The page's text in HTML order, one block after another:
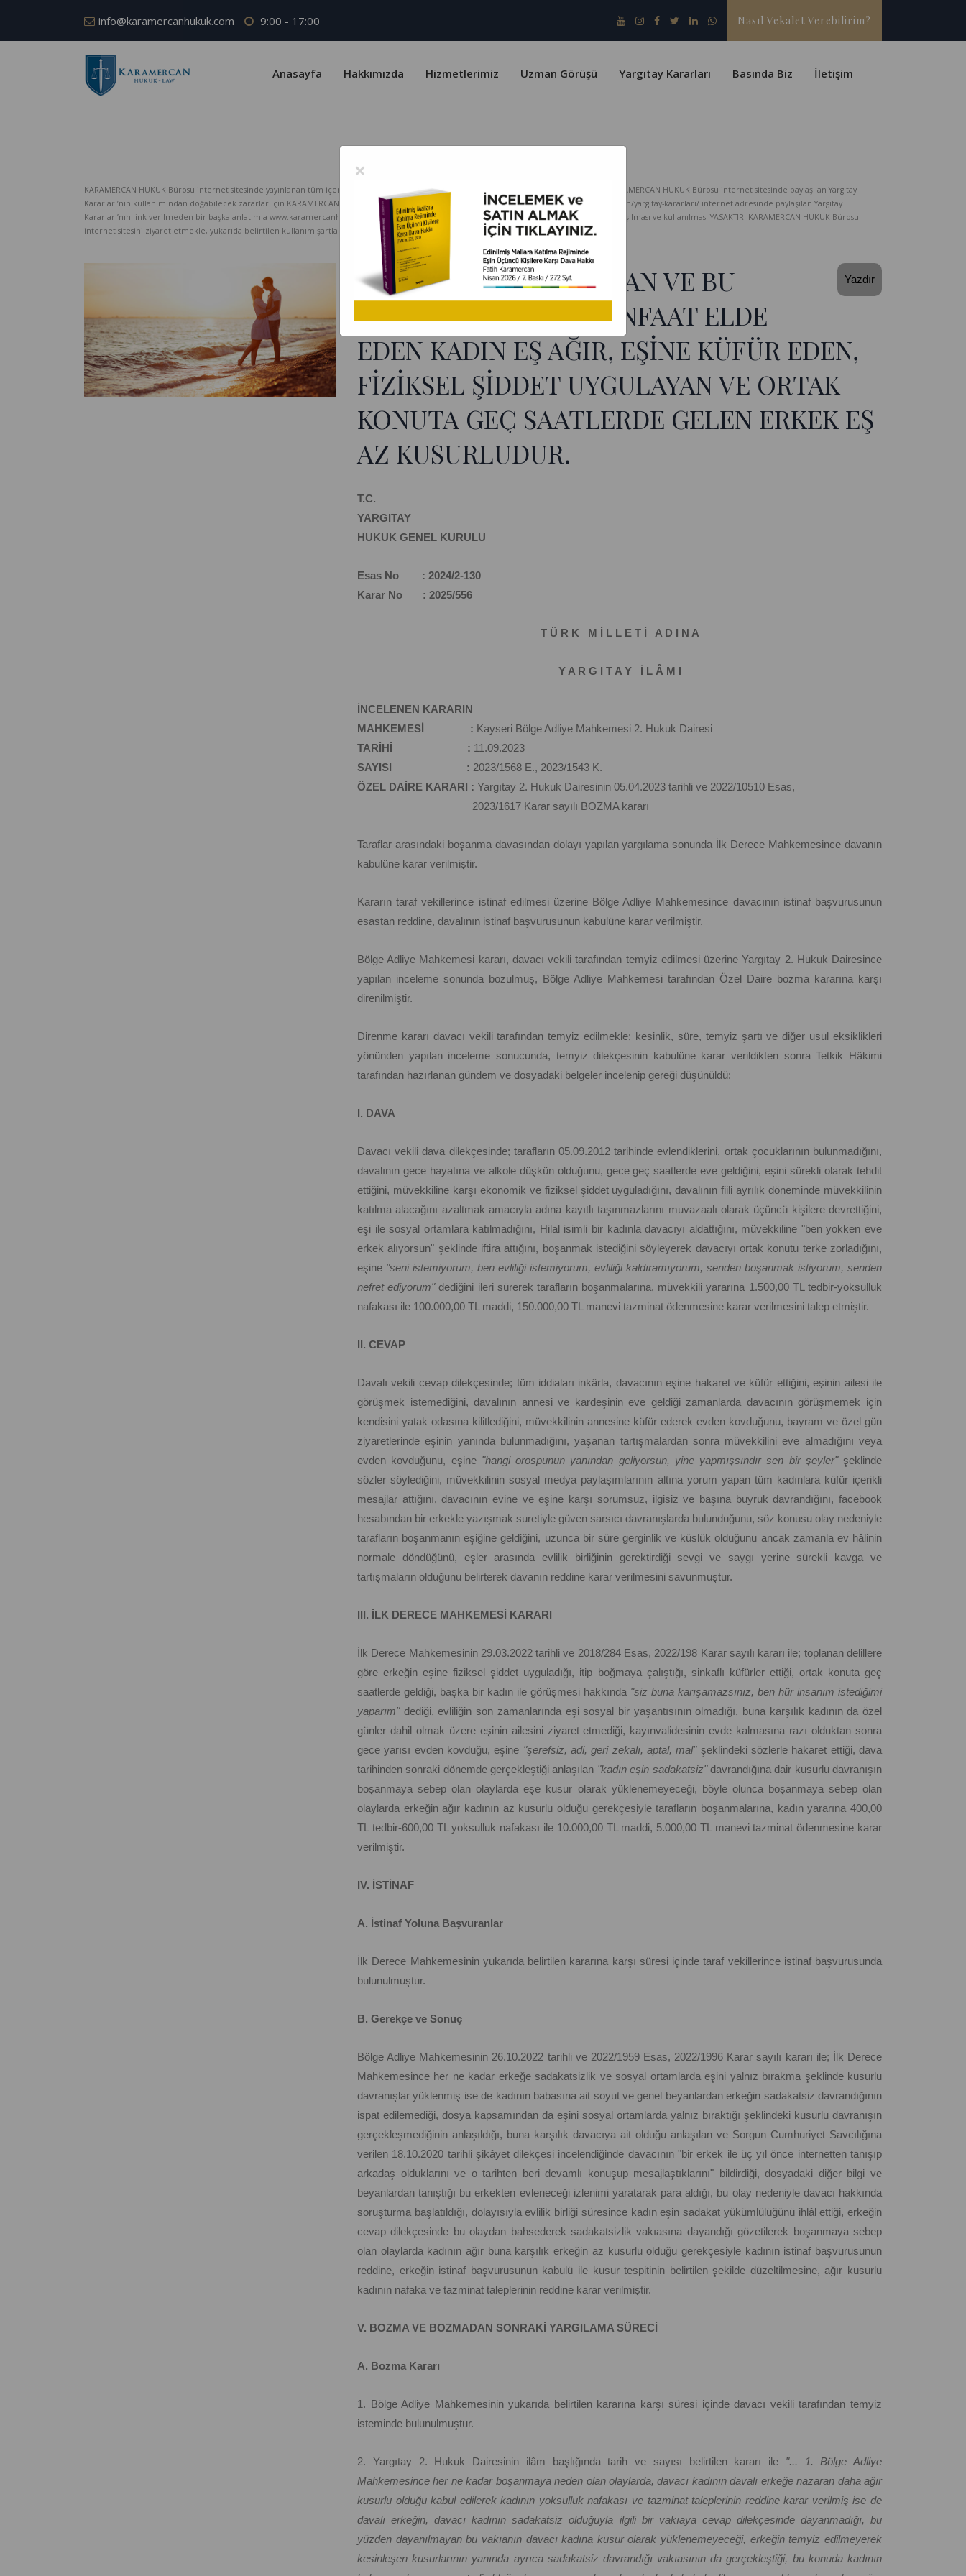
info@karamercanhukuk.com 9:00 - 17:00 Nasıl Vekalet Verebilirim?
Anasayfa Hakkımızda Hizmetlerimiz Uzman Görüşü Yargıtay Kararları Basında Biz İletişim
KARAMERCAN HUKUK Bürosu internet sitesinde yayınlanan tüm içerik telif yasaları ve Türk Patent Enstitüsü kapsamında koruma altındadır. KARAMERCAN HUKUK Bürosu internet sitesinde paylaşılan Yargıtay
Kararları’nın kullanımından doğabilecek zararlar için KARAMERCAN HUKUK Bürosu hiçbir sorumluluk kabul etmez. www.karamercanhukuk.com/yargitay-kararlari/ internet adresinde paylaşılan Yargıtay
Kararları’nın link verilmeden bir başka anlatımla www.karamercanhukuk.com internet adresinden alındığı belirtilmeksizin kopyalanması, paylaşılması ve kullanılması YASAKTIR. KARAMERCAN HUKUK Bürosu
internet sitesini ziyaret etmekle, yukarıda belirtilen kullanım şartlarını kabul etmiş sayılırsınız.
Yazdır
GÖNÜL İLİŞKİSİ YAŞAYAN VE BU
ERKEKTEN MADDÎ MENFAAT ELDE
EDEN KADIN EŞ AĞIR, EŞİNE KÜFÜR EDEN,
FİZİKSEL ŞİDDET UYGULAYAN VE ORTAK
KONUTA GEÇ SAATLERDE GELEN ERKEK EŞ
AZ KUSURLUDUR.
T.C.
YARGITAY
HUKUK GENEL KURULU
Esas No : 2024/2-130
Karar No : 2025/556
T Ü R K M İ L L E T İ A D I N A
Y A R G I T A Y İ L Â M I
İNCELENEN KARARIN
MAHKEMESİ : Kayseri Bölge Adliye Mahkemesi 2. Hukuk Dairesi
TARİHİ : 11.09.2023
SAYISI : 2023/1568 E., 2023/1543 K.
ÖZEL DAİRE KARARI : Yargıtay 2. Hukuk Dairesinin 05.04.2023 tarihli ve 2022/10510 Esas,
2023/1617 Karar sayılı BOZMA kararı
Taraflar arasındaki boşanma davasından dolayı yapılan yargılama sonunda İlk Derece Mahkemesince davanın
kabulüne karar verilmiştir.
Kararın taraf vekillerince istinaf edilmesi üzerine Bölge Adliye Mahkemesince davacının istinaf başvurusunun
esastan reddine, davalının istinaf başvurusunun kabulüne karar verilmiştir.
Bölge Adliye Mahkemesi kararı, davacı vekili tarafından temyiz edilmesi üzerine Yargıtay 2. Hukuk Dairesince
yapılan inceleme sonunda bozulmuş, Bölge Adliye Mahkemesi tarafından Özel Daire bozma kararına karşı
direnilmiştir.
Direnme kararı davacı vekili tarafından temyiz edilmekle; kesinlik, süre, temyiz şartı ve diğer usul eksiklikleri
yönünden yapılan inceleme sonucunda, temyiz dilekçesinin kabulüne karar verildikten sonra Tetkik Hâkimi
tarafından hazırlanan gündem ve dosyadaki belgeler incelenip gereği düşünüldü:
I. DAVA
Davacı vekili dava dilekçesinde; tarafların 05.09.2012 tarihinde evlendiklerini, ortak çocuklarının bulunmadığını,
davalının gece hayatına ve alkole düşkün olduğunu, gece geç saatlerde eve geldiğini, eşini sürekli olarak tehdit
ettiğini, müvekkiline karşı ekonomik ve fiziksel şiddet uyguladığını, davalının fiili ayrılık döneminde müvekkilinin
katılma alacağını azaltmak amacıyla adına kayıtlı taşınmazlarını muvazaalı olarak üçüncü kişilere devrettiğini,
eşi ile sosyal ortamlara katılmadığını, Hilal isimli bir kadınla davacıyı aldattığını, müvekkiline "ben yokken eve
erkek alıyorsun" şeklinde iftira attığını, boşanmak istediğini söyleyerek davacıyı ortak konutu terke zorladığını,
eşine "seni istemiyorum, ben evliliği istemiyorum, evliliği kaldıramıyorum, senden boşanmak istiyorum, senden
nefret ediyorum"dediğini ileri sürerek tarafların boşanmalarına, müvekkili yararına 1.500,00 TL tedbir-yoksulluk
nafakası ile 100.000,00 TL maddi, 150.000,00 TL manevi tazminat ödenmesine karar verilmesini talep etmiştir.
II. CEVAP
Davalı vekili cevap dilekçesinde; tüm iddiaları inkârla, davacının eşine hakaret ve küfür ettiğini, eşinin ailesi ile
görüşmek istemediğini, davalının annesi ve kardeşinin eve geldiği zamanlarda davacının görüşmemek için
kendisini yatak odasına kilitlediğini, müvekkilinin annesine küfür ederek evden kovduğunu, bayram ve özel gün
ziyaretlerinde eşinin yanında bulunmadığını, yaşanan tartışmalardan sonra müvekkilini eve almadığını veya
evden kovduğunu, eşine "hangi orospunun yanından geliyorsun, yine yapmışsındır sen bir şeyler"şeklinde
sözler söylediğini, müvekkilinin sosyal medya paylaşımlarının altına yorum yapan tüm kadınlara küfür içerikli
mesajlar attığını, davacının evine ve eşine karşı sorumsuz, ilgisiz ve başına buyruk davrandığını, facebook
hesabından bir erkekle yazışmak suretiyle güven sarsıcı davranışlarda bulunduğunu, söz konusu olay nedeniyle
tarafların boşanmanın eşiğine geldiğini, uzunca bir süre gerginlik ve küslük olduğunu ancak zamanla ev hâlinin
normale döndüğünü, eşler arasında evlilik birliğinin gerektirdiği sevgi ve saygı yerine sürekli kavga ve
tartışmaların olduğunu belirterek davanın reddine karar verilmesini savunmuştur.
III. İLK DERECE MAHKEMESİ KARARI
İlk Derece Mahkemesinin 29.03.2022 tarihli ve 2018/284 Esas, 2022/198 Karar sayılı kararı ile; toplanan delillere
göre erkeğin eşine fiziksel şiddet uyguladığı, itip boğmaya çalıştığı, sinkaflı küfürler ettiği, ortak konuta geç
saatlerde geldiği, başka bir kadın ile görüşmesi hakkında "siz buna karışamazsınız, ben hür insanım istediğimi
yaparım"dediği, evliliğin son zamanlarında eşi sosyal bir yaşantısının olmadığı, buna karşılık kadının da özel
günler dahil olmak üzere eşinin ailesini ziyaret etmediği, kayınvalidesinin evde kalmasına razı olduktan sonra
gece yarısı evden kovduğu, eşine "şerefsiz, adi, geri zekalı, aptal, mal"şeklindeki sözlerle hakaret ettiği, dava
tarihinden sonraki dönemde gerçekleştiği anlaşılan "kadın eşin sadakatsiz"davrandığına dair kusurlu davranışın
boşanmaya sebep olan olaylarda eşe kusur olarak yüklenemeyeceği, böyle olunca boşanmaya sebep olan
olaylarda erkeğin ağır kadının az kusurlu olduğu gerekçesiyle tarafların boşanmalarına, kadın yararına 400,00
TL tedbir-600,00 TL yoksulluk nafakası ile 10.000,00 TL maddi, 5.000,00 TL manevi tazminat ödenmesine karar
verilmiştir.
IV. İSTİNAF
A. İstinaf Yoluna Başvuranlar
İlk Derece Mahkemesinin yukarıda belirtilen kararına karşı süresi içinde taraf vekillerince istinaf başvurusunda
bulunulmuştur.
B. Gerekçe ve Sonuç
Bölge Adliye Mahkemesinin 26.10.2022 tarihli ve 2022/1959 Esas, 2022/1996 Karar sayılı kararı ile; İlk Derece
Mahkemesince her ne kadar erkeğe sadakatsizlik ve sosyal ortamlarda eşini yalnız bırakma şeklinde kusurlu
davranışlar yüklenmiş ise de kadının babasına ait soyut ve genel beyanlardan erkeğin sadakatsiz davrandığının
ispat edilemediği, dosya kapsamından da eşini sosyal ortamlarda yalnız bıraktığı şeklindeki kusurlu davranışın
gerçekleşmediğinin anlaşıldığı, buna karşılık davacıya ait olduğu anlaşılan ve Sorgun Cumhuriyet Savcılığına
verilen 18.10.2020 tarihli şikâyet dilekçesi incelendiğinde davacının "bir erkek ile üç yıl önce internetten tanışıp
arkadaş olduklarını ve o tarihten beri devamlı konuşup mesajlaştıklarını" bildirdiği, dosyadaki diğer bilgi ve
beyanlardan tanıştığı bu erkekten evleneceği izlenimi yaratarak para aldığı, bu olay nedeniyle davacı hakkında
soruşturma başlatıldığı, dolayısıyla evlilik birliği süresince kadın eşin sadakat yükümlülüğünü ihlâl ettiği, erkeğin
cevap dilekçesinde bu olaydan bahsederek sadakatsizlik vakıasına dayandığı gözetilerek boşanmaya sebep
olan olaylarda kadının ağır buna karşılık erkeğin az kusurlu olduğu gerekçesiyle kadının istinaf başvurusunun
reddine, erkeğin istinaf başvurusunun kabulü ile kusur tespitinin belirtilen şekilde düzeltilmesine, ağır kusurlu
kadının nafaka ve tazminat taleplerinin reddine karar verilmiştir.
V. BOZMA VE BOZMADAN SONRAKİ YARGILAMA SÜRECİ
A. Bozma Kararı
1. Bölge Adliye Mahkemesinin yukarıda belirtilen kararına karşı süresi içinde davacı vekili tarafından temyiz
isteminde bulunulmuştur.
2. Yargıtay 2. Hukuk Dairesinin ilâm başlığında tarih ve sayısı belirtilen kararı ile "... 1. Bölge Adliye
Mahkemesince her ne kadar boşanmaya neden olan olaylarda, davacı kadının davalı erkeğe nazaran daha ağır
kusurlu olduğu kabul edilerek kadının yoksulluk nafakası ve tazminat taleplerinin reddine karar verilmiş ise de
davalı erkeğin, davacı kadının sadakatsiz olduğuyla ilgili bir vakıaya cevap dilekçesinde dayanmadığı, bu
yüzden dayanılmayan bu vakıanın davacı kadına kusur olarak yüklenemeyeceği, erkeğin temyiz edilmeyerek
kesinleşen kusurlarının yanında ayrıca sadakatsiz davrandığı vakıasının da gerçekleştiği, bu konuda kadının
×